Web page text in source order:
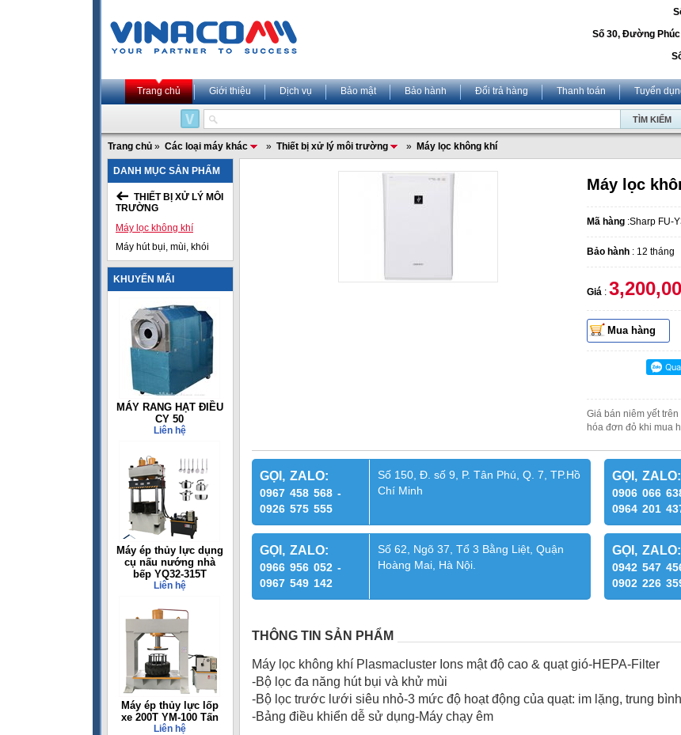
Số 30, Đường
Trang chủ Giới thiệu Dịch vụ Bảo mật Bảo hành Đổi trả hàng Thanh toán Tuyển
Trang chủ » Các loại máy khác » Thiết bị xử lý môi trường » Máy lọc không khí
DANH MỤC SẢN PHẨM
THIẾT BỊ XỬ LÝ MÔI
TRƯỜNG
Máy lọc không khí
Máy hút bụi, mùi, khói
KHUYẾN MÃI
MÁY RANG HẠT ĐIỀU
CY 50
Liên hệ
Máy ép thủy lực dụng
cụ nấu nướng nhà
bếp YQ32-315T
Liên hệ
Máy ép thủy lực lốp
xe 200T YM-100 Tấn
Liên hệ
Máy lọc
Mã hàng :Sharp FU-
Bảo hành : 12 tháng
Giá :
Mua hàng
Giá bán niêm yết
hóa đơn đỏ khi mua
GỌI, ZALO:
0967 458 568 -
0926 575 555
Số 150, Đ. số 9, P. Tân Phú, Q. 7, TP.Hồ
Chí Minh
GỌI, ZALO:
0906 066
0964 201
GỌI, ZALO:
0966 956 052 -
0967 549 142
Số 62, Ngõ 37, Tổ 3 Bằng Liệt, Quận
Hoàng Mai, Hà Nội.
GỌI, ZALO:
0942 547
0902 226
THÔNG TIN SẢN PHẨM
Máy lọc không khí Plasmacluster Ions mật độ cao & quạt gió-HEPA-Filter
-Bộ lọc đa năng hút bụi và khử mùi
-Bộ lọc trước lưới siêu nhỏ-3 mức độ hoạt động của quạt: im lặng, trung
-Bảng điều khiển dễ sử dụng-Máy chạy êm